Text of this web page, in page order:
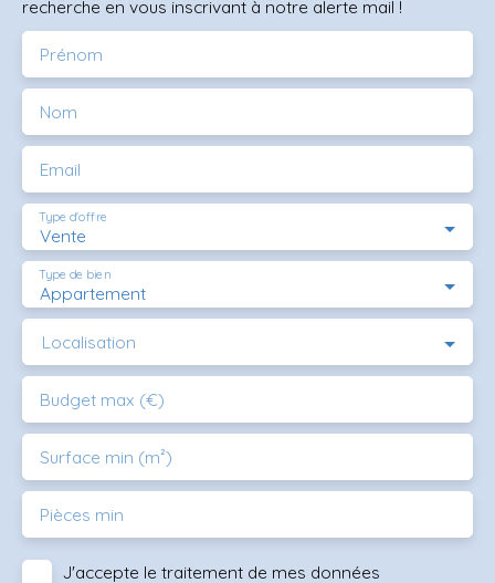
recherche en vous inscrivant à notre alerte mail !
Prénom
Nom
Email
Vente
Type d'offre
Appartement
Type de bien
Localisation
Budget max (€)
Surface min (m²)
Pièces min
J'accepte le traitement de mes données